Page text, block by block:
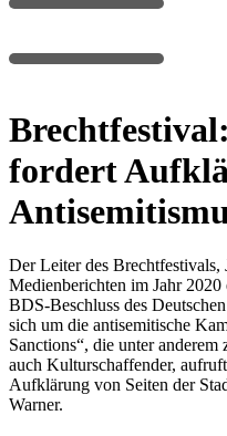
fordert
Der Leiter des Brechtfestivals,
Medienberichten im Jahr
BDS-Beschluss des
sich um die antisemitische
Sanctions“, die unter
auch Kulturschaffender,
Aufklärung von Seiten der
Warner.